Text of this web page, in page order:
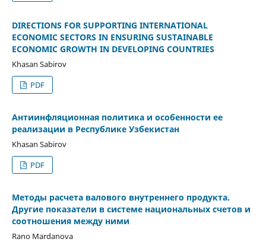
DIRECTIONS FOR SUPPORTING INTERNATIONAL
ECONOMIC SECTORS IN ENSURING SUSTAINABLE
ECONOMIC GROWTH IN DEVELOPING COUNTRIES
Khasan Sabirov
PDF
Антиинфляционная политика и особенности ее
реализации в Республике Узбекистан
Khasan Sabirov
PDF
Методы расчета валового внутреннего продукта.
Другие показатели в системе национальных счетов и
соотношения между ними
Rano Mardanova